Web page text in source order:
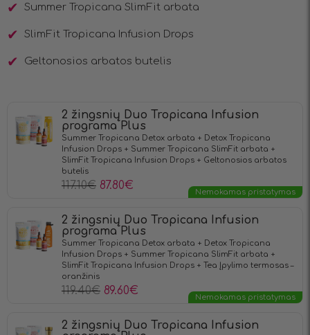
Summer Tropicana SlimFit arbata
SlimFit Tropicana Infusion Drops
Geltonosios arbatos butelis
2 žingsnių Duo Tropicana Infusion
programa Plus
Summer Tropicana Detox arbata + Detox Tropicana
Infusion Drops + Summer Tropicana SlimFit arbata +
SlimFit Tropicana Infusion Drops + Geltonosios arbatos
butelis
117.10€ 87.80€
Nemokamas pristatymas
2 žingsnių Duo Tropicana Infusion
programa Plus
Summer Tropicana Detox arbata + Detox Tropicana
Infusion Drops + Summer Tropicana SlimFit arbata +
SlimFit Tropicana Infusion Drops + Теа Įpylimo termosas –
oranžinis
119.40€ 89.60€
Nemokamas pristatymas
2 žingsnių Duo Tropicana Infusion